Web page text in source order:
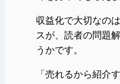
収益化で大切なの
スが、読者の問題
うかです。
「売れるから紹介